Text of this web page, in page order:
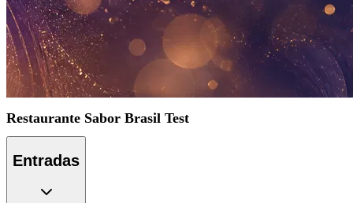
Restaurante Sabor Brasil Test
Entradas